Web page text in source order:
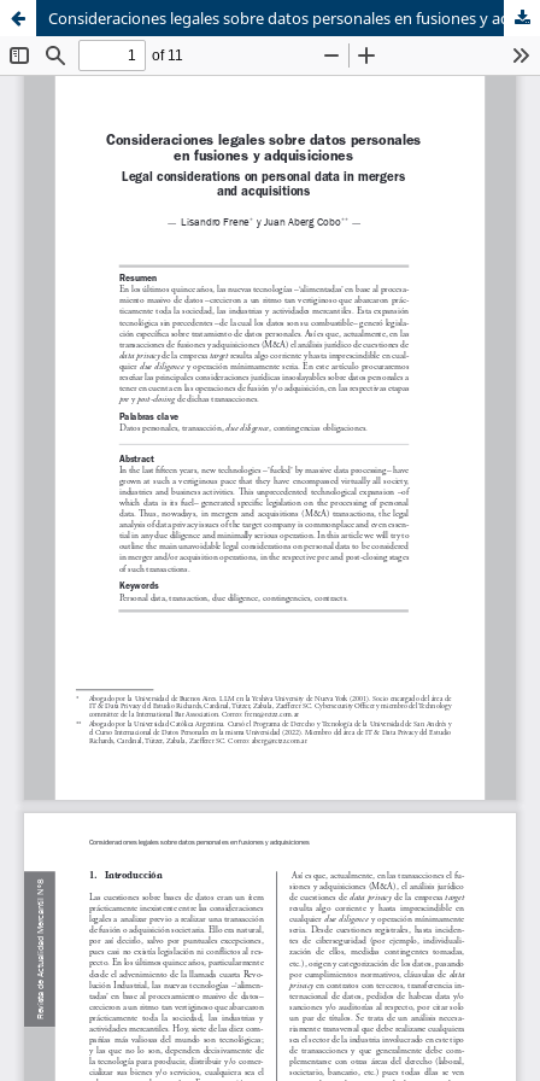
Sistema de
Bibliotecas
Equipo de
Derecho Mercantil
Consideraciones legales sobre datos personales en fusiones y adquisiciones